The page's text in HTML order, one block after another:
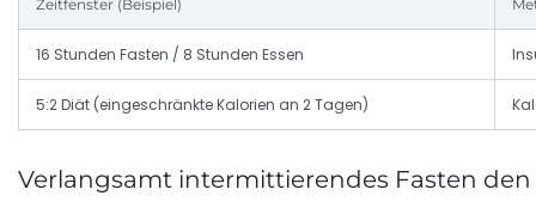
Zeitfenster (Beispiel)
16 Stunden Fasten / 8 Stunden Essen
5:2 Diät (eingeschränkte Kalorien an 2 Tagen)
Verlangsamt intermittierendes Fasten